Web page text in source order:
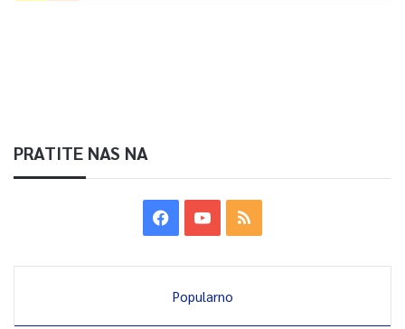
PRATITE NAS NA
Popularno